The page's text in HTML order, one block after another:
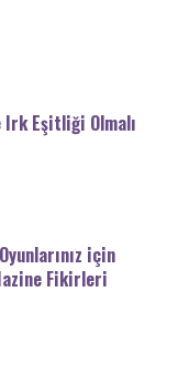
Eşitliği Olmalı
için
Fikirleri